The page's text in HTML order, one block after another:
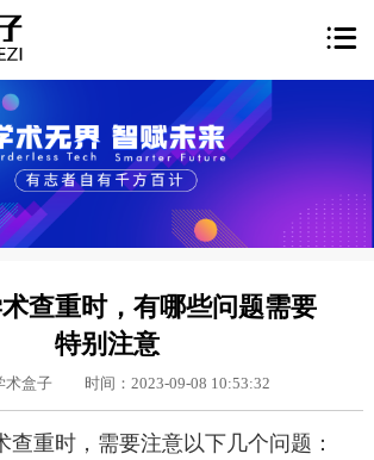

查重时，有哪些问题需要
特别注意
术盒子 时间：2023-09-08 10:53:32
查重时，需要注意以下几个问题：